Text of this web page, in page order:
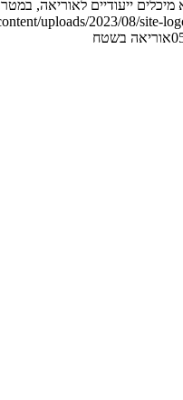
מיכלים ייעודיים לאוריאה,
uploads/2023/08/site-
אוריאה בשטח